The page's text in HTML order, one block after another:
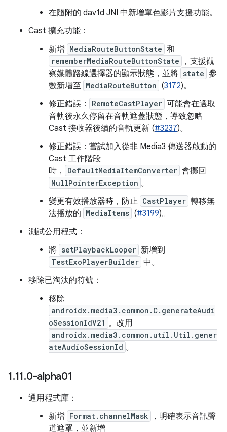
在隨附的 dav1d JNI 中新增單色影片支援功能。
Cast 擴充功能：
新增 MediaRouteButtonState 和
rememberMediaRouteButtonState
，支援觀
察媒體路線選擇器的顯示狀態，並將 state 參
數新增至 MediaRouteButton (3172)。
修正錯誤：
RemoteCastPlayer 可能會在選取
音軌後永久停留在音軌遮蓋狀態，導致忽略
Cast 接收器後續的音軌更新 (#3237)。
修正錯誤：嘗試加入從非 Media3 傳送器啟動的
Cast 工作階段
時，
DefaultMediaItemConverter 會擲回
NullPointerException 。
變更有效播放器時，防止 CastPlayer 轉移無
法播放的 MediaItems (#3199)。
測試公用程式：
將 setPlaybackLooper 新增到
TestExoPlayerBuilder 中。
移除已淘汰的符號：
移除
androidx.media3.common.C.generateAudi
oSessionIdV21 。改用
androidx.media3.common.util.Util.gener
ateAudioSessionId 。
1.11.0-alpha01
通用程式庫：
新增 Format.channelMask
，明確表示音訊聲
道遮罩，並新增